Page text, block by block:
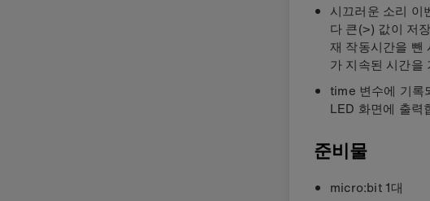
시끄러운 소리 이
다 큰(>) 값이 저
재 작동시간을 뺀
가 지속된 시간을
time 변수에 기록
LED 화면에 출력
준비물
micro:bit 1대